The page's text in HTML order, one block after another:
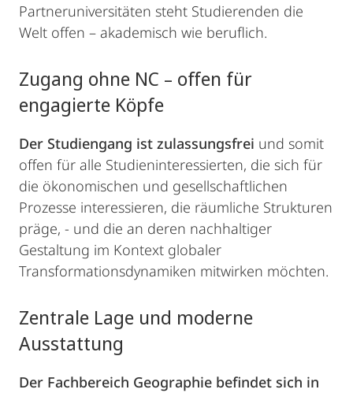
Partneruniversitäten steht Studierenden die
Welt offen – akademisch wie beruflich.
Zugang ohne NC – offen für
engagierte Köpfe
Der Studiengang ist zulassungsfrei und somit
offen für alle Studieninteressierten, die sich für
die ökonomischen und gesellschaftlichen
Prozesse interessieren, die räumliche Strukturen
präge, - und die an deren nachhaltiger
Gestaltung im Kontext globaler
Transformationsdynamiken mitwirken möchten.
Zentrale Lage und moderne
Ausstattung
Der Fachbereich Geographie befindet sich in